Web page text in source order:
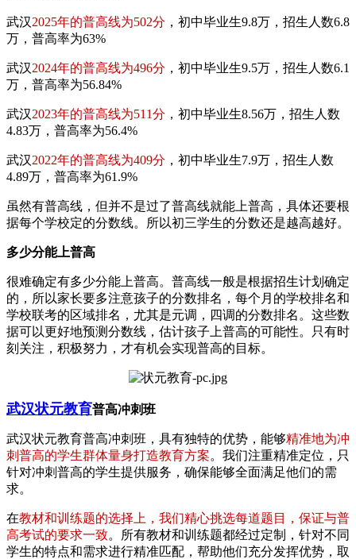
武汉2025年的普高线为502分 ，初中毕业生9.8万，招生人数6.8
万，普高率为63%
武汉2024年的普高线为496分 ，初中毕业生9.5万，招生人数6.1
万，普高率为56.84%
武汉2023年的普高线为511分 ，初中毕业生8.56万，招生人数
4.83万，普高率为56.4%
武汉2022年的普高线为409分 ，初中毕业生7.9万，招生人数
4.89万，普高率为61.9%
虽然有普高线，但并不是过了普高线就能上普高，具体还要根
据每个学校定的分数线。所以初三学生的分数还是越高越好。
多少分能上普高
很难确定有多少分能上普高。普高线一般是根据招生计划确定
的，所以家长要多注意孩子的分数排名，每个月的学校排名和
学校联考的区域排名，尤其是元调，四调的分数排名。这些数
据可以更好地预测分数线，估计孩子上普高的可能性。只有时
刻关注，积极努力，才有机会实现普高的目标。
武汉状元教育普高冲刺班
武汉状元教育普高冲刺班，具有独特的优势，能够精准地为冲
刺普高的学生群体量身打造教育方案。我们注重精准定位，只
针对冲刺普高的学生提供服务，确保能够全面满足他们的需
求。
在教材和训练题的选择上，我们精心挑选每道题目，保证与普
高考试的要求一致。所有教材和训练题都经过定制，针对不同
学生的特点和需求进行精准匹配，帮助他们充分发挥优势，取